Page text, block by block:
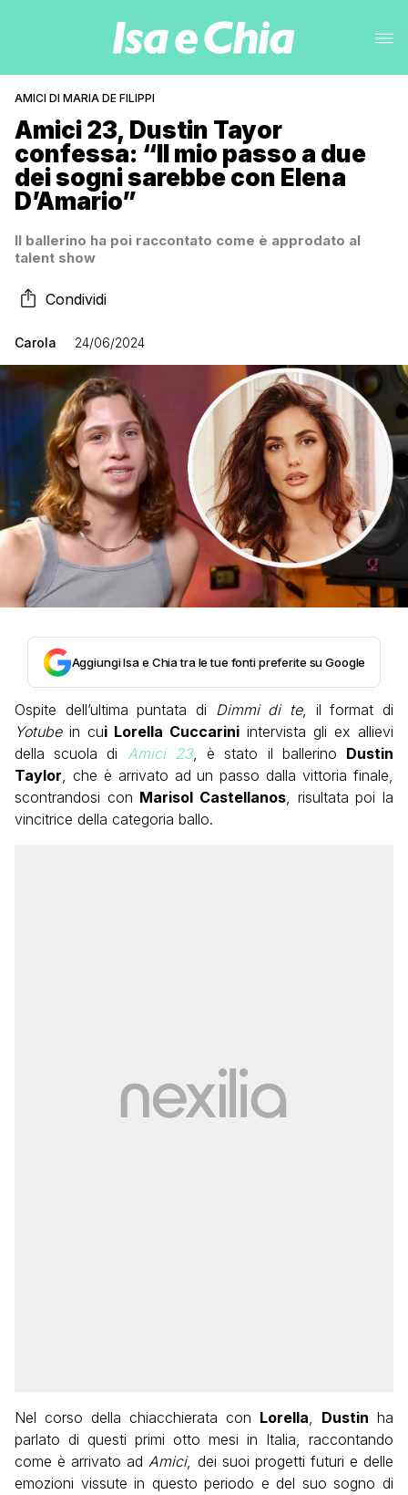
AMICI DI MARIA DE FILIPPI
Amici 23, Dustin Tayor
confessa: “Il mio passo a due
dei sogni sarebbe con Elena
D’Amario”
Il ballerino ha poi raccontato come è approdato al
talent show
Condividi
Carola 24/06/2024
Aggiungi Isa e Chia tra le tue fonti preferite su Google
Ospite dell’ultima puntata di Dimmi di te, il format di
Yotubein cui Lorella Cuccarini intervista gli ex allievi
della scuola di Amici 23, è stato il ballerino Dustin
Taylor, che è arrivato ad un passo dalla vittoria finale,
scontrandosi con Marisol Castellanos, risultata poi la
vincitrice della categoria ballo.
Nel corso della chiacchierata con Lorella, Dustin ha
parlato di questi primi otto mesi in Italia, raccontando
come è arrivato adAmici, dei suoi progetti futuri e delle
emozioni vissute in questo periodo e del suo sogno di